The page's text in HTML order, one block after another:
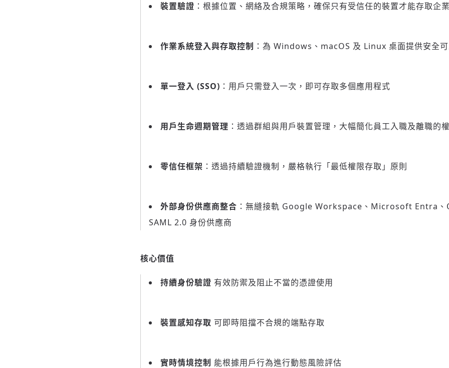
歡迎您加入《旭時報》
裝置驗證 ：根據位置、網絡及合規策略，確保只有受信任的裝置才能存取企
作業系統登入與存取控制 ：為 Windows、macOS 及 Linux 桌面提供安全
單一登入 (SSO) ：用戶只需登入一次，即可存取多個應用程式
用戶生命週期管理 ：透過群組與用戶裝置管理，大幅簡化員工入職及離職的
零信任框架 ：透過持續驗證機制，嚴格執行「最低權限存取」原則
外部身份供應商整合 ：無縫接軌 Google Workspace、Microsoft Entra、
SAML 2.0 身份供應商
核心價值
持續身份驗證 有效防禦及阻止不當的憑證使用
裝置感知存取 可即時阻擋不合規的端點存取
實時情境控制 能根據用戶行為進行動態風險評估